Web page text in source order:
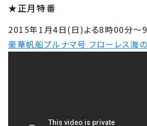
★正月特番
2015年1月4日(日)よる8時00分～
豪華帆船プルナマ号 フローレス海